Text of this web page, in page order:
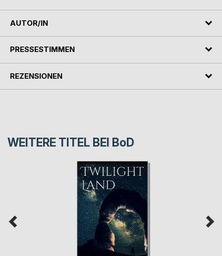
AUTOR/IN
PRESSESTIMMEN
REZENSIONEN
WEITERE TITEL BEI BoD